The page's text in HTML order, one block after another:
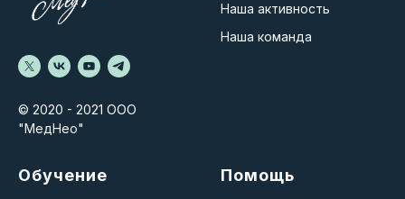
© 2020 - 2021 ООО
"МедНео"
Наша активность
Наша команда
Обучение Помощь